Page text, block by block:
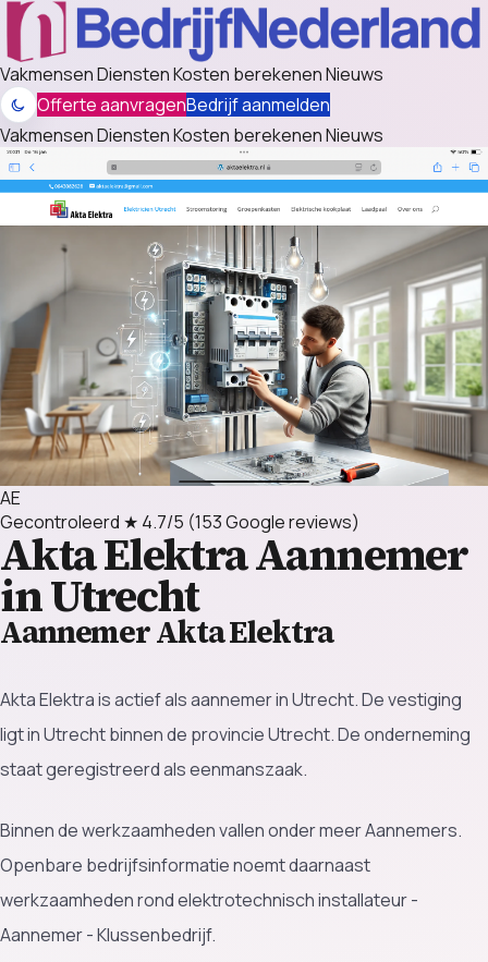
VakmensenDienstenKosten berekenenNieuws
Offerte aanvragenBedrijf aanmelden
VakmensenDienstenKosten berekenenNieuws
AE
Gecontroleerd ★ 4.7/5 (153 Google reviews)
Akta ElektraAannemer
in Utrecht
Aannemer Akta Elektra
Akta Elektra is actief als aannemer in Utrecht. De vestiging
ligt in Utrecht binnen de provincie Utrecht. De onderneming
staat geregistreerd als eenmanszaak.
Binnen de werkzaamheden vallen onder meer Aannemers.
Openbare bedrijfsinformatie noemt daarnaast
werkzaamheden rond elektrotechnisch installateur -
Aannemer - Klussenbedrijf.